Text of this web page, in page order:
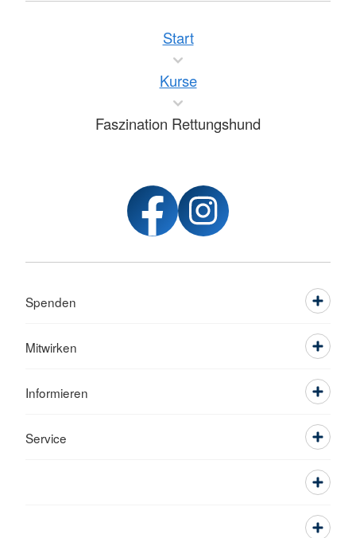
Start
Kurse
Faszination Rettungshund
Spenden
Mitwirken
Informieren
Service